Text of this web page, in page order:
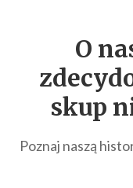
O
skup
Poznaj naszą